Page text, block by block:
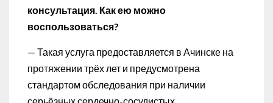
консультация. Как ею можно
воспользоваться?
— Такая услуга предоставляется в Ачинске на
протяжении трёх лет и предусмотрена
стандартом обследования при наличии